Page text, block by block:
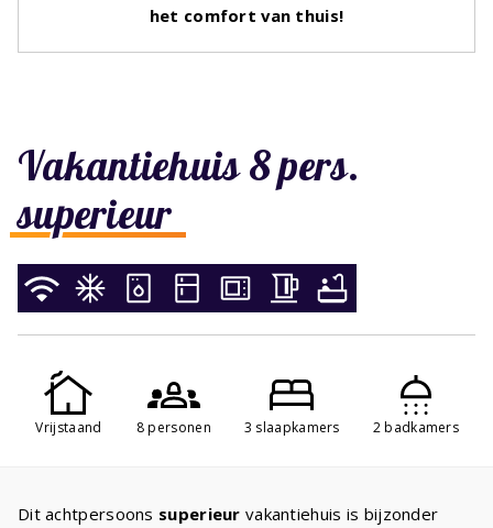
Vakantiehuis 8 pers.
superieur
Vrijstaand 8 personen 3 slaapkamers 2 badkamers
Dit achtpersoons superieur vakantiehuis is bijzonder
het comfort van thuis!